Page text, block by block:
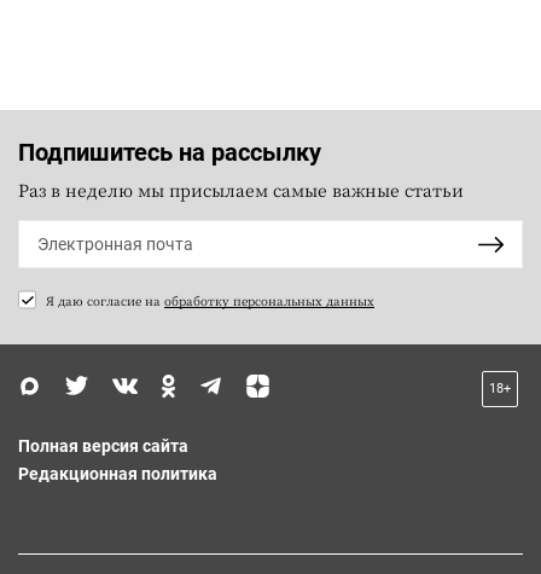
Подпишитесь на рассылку
Раз в неделю мы присылаем самые важные статьи
Я даю согласие на обработку персональных данных
18+
Полная версия сайта
Редакционная политика